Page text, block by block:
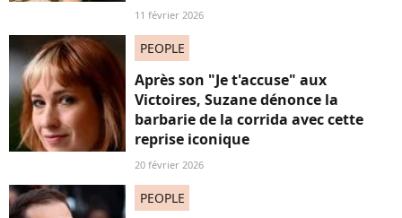
11 février 2026
PEOPLE
Après son "Je t'accuse" aux
Victoires, Suzane dénonce la
barbarie de la corrida avec cette
reprise iconique
20 février 2026
PEOPLE